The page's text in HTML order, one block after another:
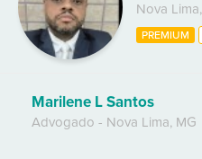
Nova Lima,
PREMIUM
Marilene L Santos
Advogado - Nova Lima, MG